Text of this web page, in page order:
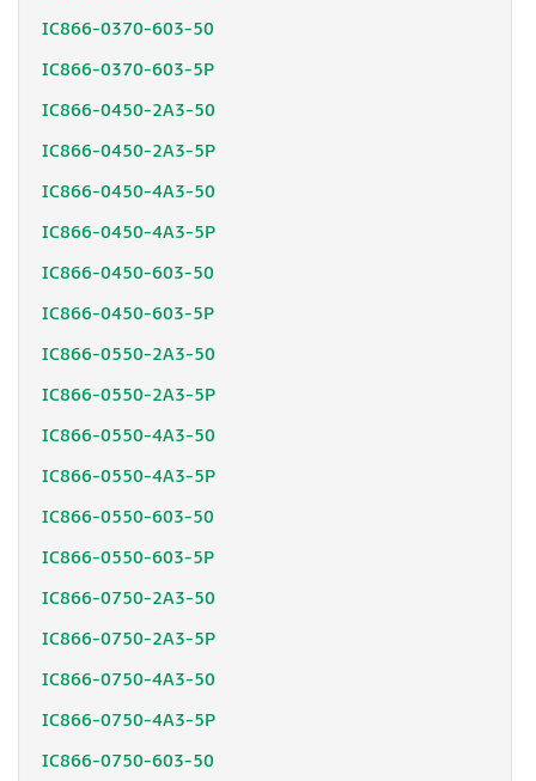
IC866-0370-603-50
IC866-0370-603-5P
IC866-0450-2A3-50
IC866-0450-2A3-5P
IC866-0450-4A3-50
IC866-0450-4A3-5P
IC866-0450-603-50
IC866-0450-603-5P
IC866-0550-2A3-50
IC866-0550-2A3-5P
IC866-0550-4A3-50
IC866-0550-4A3-5P
IC866-0550-603-50
IC866-0550-603-5P
IC866-0750-2A3-50
IC866-0750-2A3-5P
IC866-0750-4A3-50
IC866-0750-4A3-5P
IC866-0750-603-50